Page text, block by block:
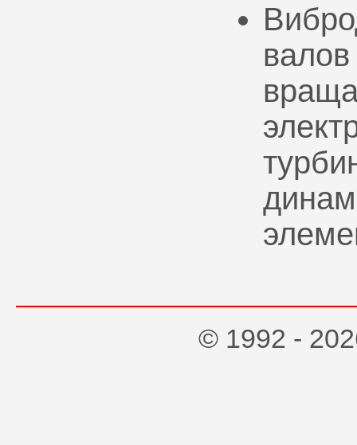
© 1992 -